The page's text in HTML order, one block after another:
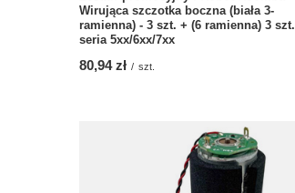
Wirująca szczotka boczna (biała 3-
ramienna) - 3 szt. + (6 ramienna) 3 szt.
seria 5xx/6xx/7xx
80,94 zł / szt.